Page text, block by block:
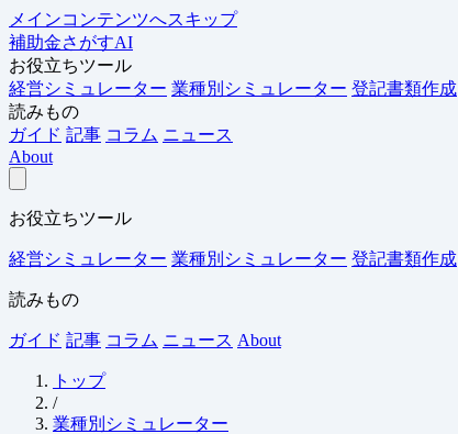
メインコンテンツへスキップ
補助金さがすAI
お役立ちツール
経営シミュレーター 業種別シミュレーター 登記書類作成
読みもの
ガイド 記事 コラム ニュース
About
お役立ちツール
経営シミュレーター 業種別シミュレーター 登記書類作成
読みもの
ガイド 記事 コラム ニュース About
トップ
/
業種別シミュレーター